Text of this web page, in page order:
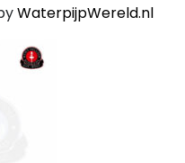
WaterpijpWereld.nl